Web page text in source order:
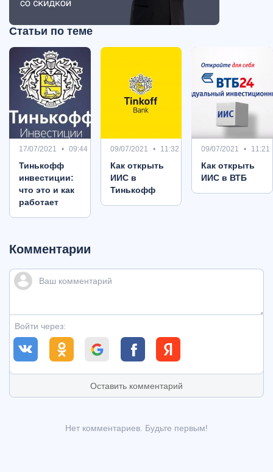
Статьи по теме
17/07/2021 09:44
Тинькофф
инвестиции:
что это и как
работает
09/07/2021 11:32
Как открыть
ИИС в
Тинькофф
09/07/2021 11:21
Как открыть
ИИС в ВТБ
Комментарии
Войти через:
Оставить комментарий
Нет комментариев. Будьте первым!